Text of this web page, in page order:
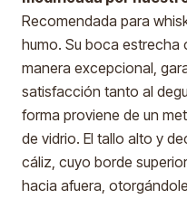
Recomendada para
humo. Su boca
manera excepcional,
satisfacción tanto al
forma proviene de un
de vidrio. El tallo alto y
cáliz, cuyo borde
hacia afuera,